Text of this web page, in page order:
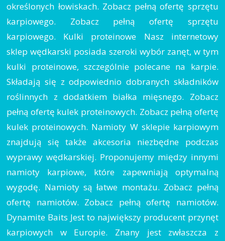
określonych łowiskach. Zobacz pełną ofertę sprzętu
karpiowego. Zobacz pełną ofertę sprzętu
karpiowego. Kulki proteinowe Nasz internetowy
sklep wędkarski posiada szeroki wybór zanęt, w tym
kulki proteinowe, szczególnie polecane na karpie.
Składają się z odpowiednio dobranych składników
roślinnych z dodatkiem białka mięsnego. Zobacz
pełną ofertę kulek proteinowych. Zobacz pełną ofertę
kulek proteinowych. Namioty W sklepie karpiowym
znajdują się także akcesoria niezbędne podczas
wyprawy wędkarskiej. Proponujemy między innymi
namioty karpiowe, które zapewniają optymalną
wygodę. Namioty są łatwe montażu. Zobacz pełną
ofertę namiotów. Zobacz pełną ofertę namiotów.
Dynamite Baits Jest to największy producent przynęt
karpiowych w Europie. Znany jest zwłaszcza z